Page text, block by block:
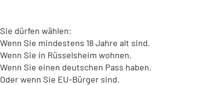
Sie dürfen wählen:
Wenn Sie mindestens 18 Jahre alt sind.
Wenn Sie in Rüsselsheim wohnen.
Wenn Sie einen deutschen Pass haben.
Oder wenn Sie EU-Bürger sind.